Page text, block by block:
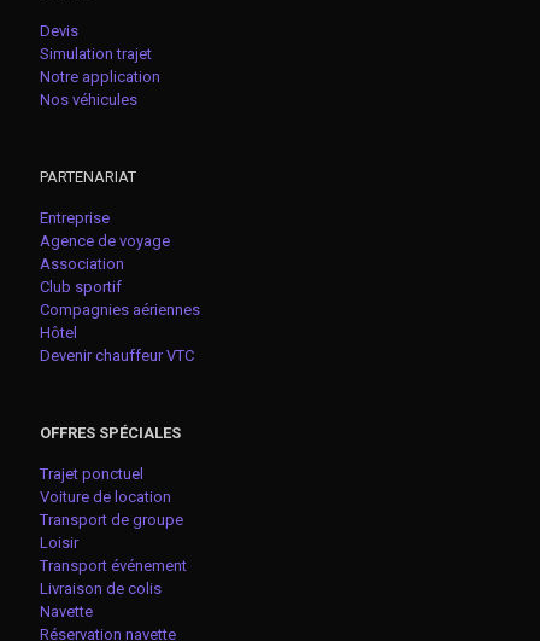
Devis
Simulation trajet
Notre application
Nos véhicules
PARTENARIAT
Entreprise
Agence de voyage
Association
Club sportif
Compagnies aériennes
Hôtel
Devenir chauffeur VTC
OFFRES SPÉCIALES
Trajet ponctuel
Voiture de location
Transport de groupe
Loisir
Transport événement
Livraison de colis
Navette
Réservation navette